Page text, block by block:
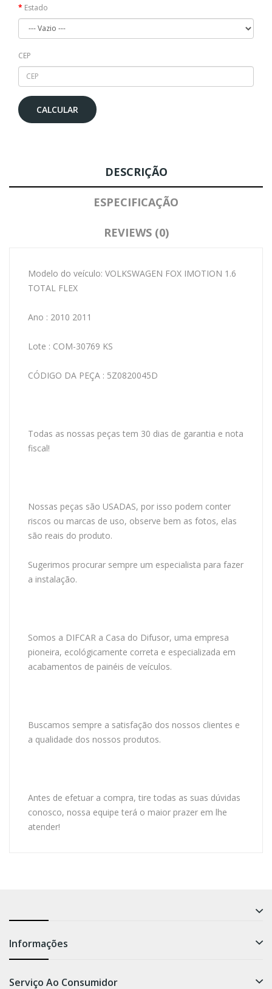
Estado
CEP
CALCULAR
DESCRIÇÃO
ESPECIFICAÇÃO
REVIEWS (0)
Modelo do veículo: VOLKSWAGEN FOX IMOTION 1.6
TOTAL FLEX
Ano : 2010 2011
Lote : COM-30769 KS
CÓDIGO DA PEÇA : 5Z0820045D
Todas as nossas peças tem 30 dias de garantia e nota
fiscal!
Nossas peças são USADAS, por isso podem conter
riscos ou marcas de uso, observe bem as fotos, elas
são reais do produto.
Sugerimos procurar sempre um especialista para fazer
a instalação.
Somos a DIFCAR a Casa do Difusor, uma empresa
pioneira, ecológicamente correta e especializada em
acabamentos de painéis de veículos.
Buscamos sempre a satisfação dos nossos clientes e
a qualidade dos nossos produtos.
Antes de efetuar a compra, tire todas as suas dúvidas
conosco, nossa equipe terá o maior prazer em lhe
atender!
Informações
Serviço Ao Consumidor